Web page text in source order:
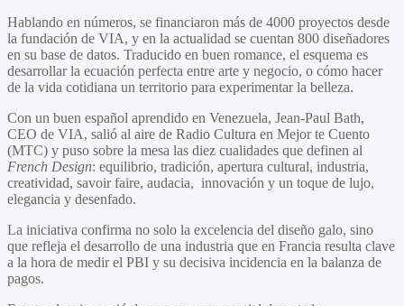
Hablando en números, se financiaron más de 4000 proyectos desde
la fundación de VIA, y en la actualidad se cuentan 800 diseñadores
en su base de datos. Traducido en buen romance, el esquema es
desarrollar la ecuación perfecta entre arte y negocio, o cómo hacer
de la vida cotidiana un territorio para experimentar la belleza.
Con un buen español aprendido en Venezuela, Jean-Paul Bath,
CEO de VIA, salió al aire de Radio Cultura en Mejor te Cuento
(MTC) y puso sobre la mesa las diez cualidades que definen al
French Design: equilibrio, tradición, apertura cultural, industria,
creatividad, savoir faire, audacia, innovación y un toque de lujo,
elegancia y desenfado.
La iniciativa confirma no solo la excelencia del diseño galo, sino
que refleja el desarrollo de una industria que en Francia resulta clave
a la hora de medir el PBI y su decisiva incidencia en la balanza de
pagos.